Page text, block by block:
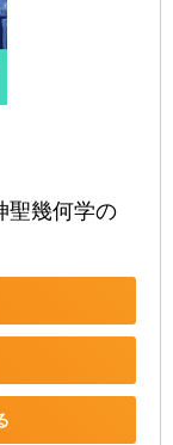
聖幾何学の